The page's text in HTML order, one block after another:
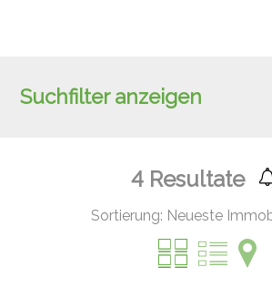
Suchfilter anzeigen
4Resultate
Sortierung: Neueste